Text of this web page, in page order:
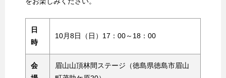
日
時
10月8日（日）17：00～18：00
会
眉山山頂林間ステージ（徳島県徳島市眉山